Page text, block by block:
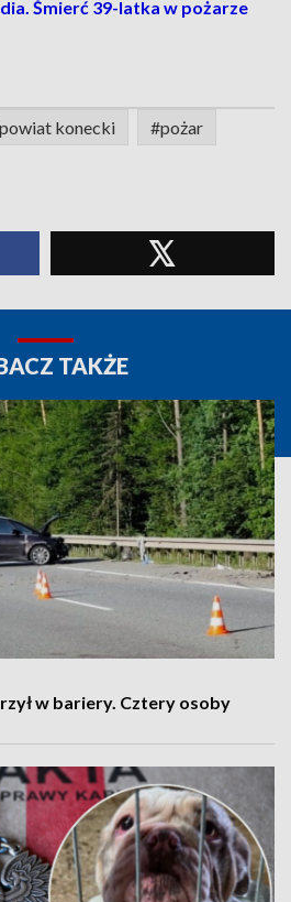
Śmierć 39-latka w pożarze
konecki #pożar
TAKŻE
w bariery. Cztery osoby